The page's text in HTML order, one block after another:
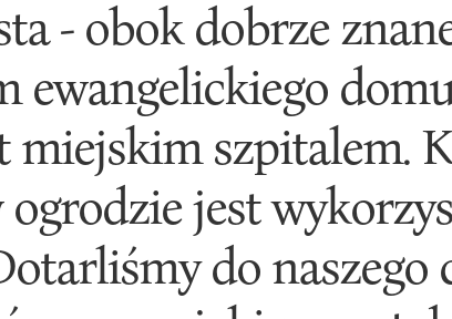
- obok dobrze
ewangelickiego
miejskim szpitalem.
jest
do naszego